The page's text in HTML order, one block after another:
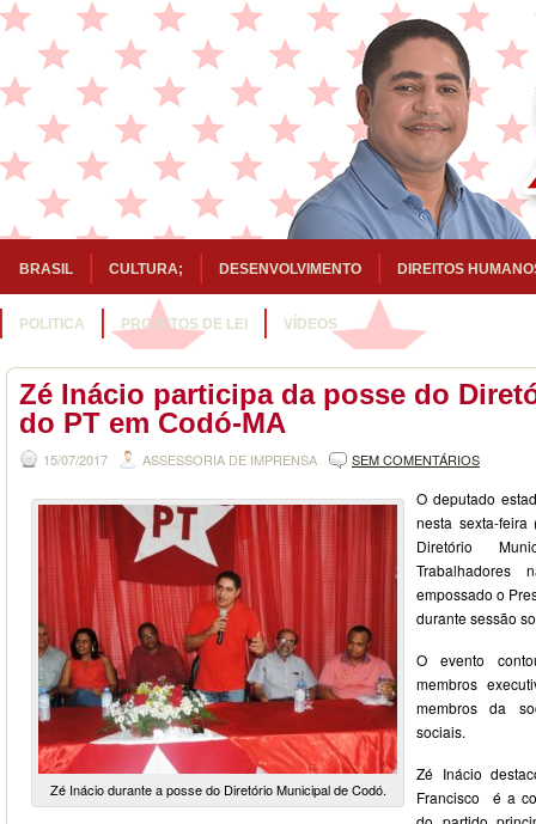
BRASIL CULTURA; DESENVOLVIMENTO DIREITOS
POLITICA PROJETOS DE LEI VÍDEOS
Zé Inácio participa da posse do
do PT em Codó-MA
15/07/2017 ASSESSORIA DE IMPRENSA SEM COMENTÁRIOS
Zé Inácio durante a posse do Diretório Municipal de Codó.
O deputado
nesta sexta-
Diretório
empossado o
durante sessão
O evento
membros
membros da
sociais.
Zé Inácio
Francisco é a